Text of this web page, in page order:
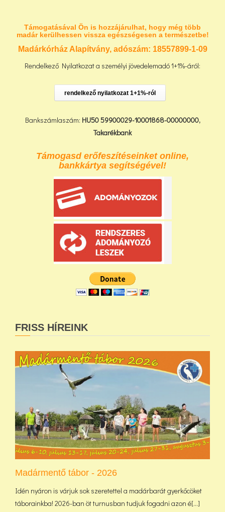
Támogatásával Ön is hozzájárulhat, hogy még több
madár kerülhessen vissza egészségesen a természetbe!
Madárkórház Alapítvány, adószám: 18557899-1-09
Rendelkező Nyilatkozat a személyi jövedelemadó 1+1%-áról:
rendelkező nyilatkozat 1+1%-ról
Bankszámlaszám: HU50 59900029-10001868-00000000,
Takarékbank
Támogasd erőfeszítéseinket online,
bankkártya segítségével!
FRISS HÍREINK
Madármentő tábor - 2026
Idén nyáron is várjuk sok szeretettel a madárbarát gyerkőcöket
táborainkba! 2026-ban öt turnusban tudjuk fogadni azon é[...]